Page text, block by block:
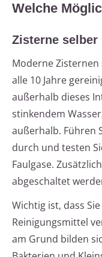
Welche
Zisterne selber
Moderne
alle 10 Jahre
außerhalb dieses
stinkendem
außerhalb. Führen
durch und testen
Faulgase.
abgeschaltet
Wichtig ist, dass
Reinigungsmittel
am Grund bilden